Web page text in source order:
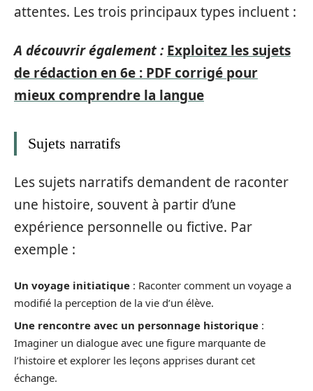
attentes. Les trois principaux types incluent :
A découvrir également : Exploitez les sujets
de rédaction en 6e : PDF corrigé pour
mieux comprendre la langue
Sujets narratifs
Les sujets narratifs demandent de raconter
une histoire, souvent à partir d’une
expérience personnelle ou fictive. Par
exemple :
Un voyage initiatique : Raconter comment un voyage a
modifié la perception de la vie d’un élève.
Une rencontre avec un personnage historique :
Imaginer un dialogue avec une figure marquante de
l’histoire et explorer les leçons apprises durant cet
échange.